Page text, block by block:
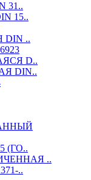
31..
15..
..
D..
DIN..
(ГО..
..
..